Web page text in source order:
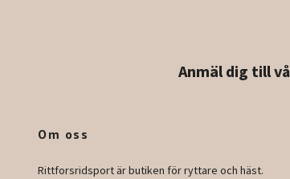
Anmäl dig till
Om oss
Rittforsridsport är butiken för ryttare och häst.